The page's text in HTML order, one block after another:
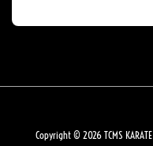
Copyright © 2026TCMS KARATE